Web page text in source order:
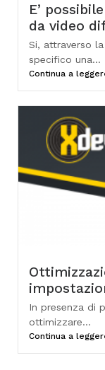
E’
da video
Si, attraverso
specifico una...
Continua a
In presenza di
ottimizzare...
Continua a